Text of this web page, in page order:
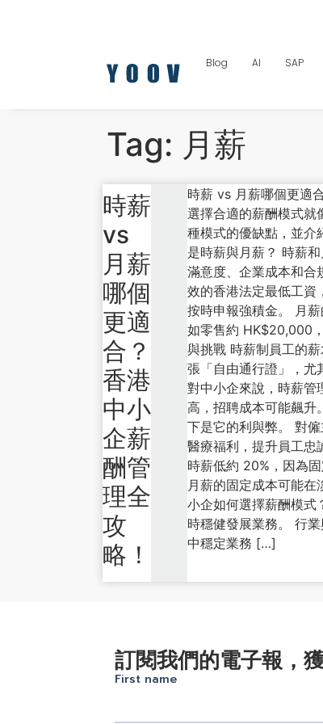
Blog AI SAP
Tag: 月薪
時薪
vs
月薪
哪個
更適
合？
香港
中小
企薪
酬管
理全
攻
略！
時薪 vs 月薪哪個更適
選擇合適的薪酬模式就
種模式的優缺點，並介
是時薪與月薪？ 時薪
滿意度、企業成本和
效的香港法定最低工資
按時申報強積金。 月
如零售約 HK$20,000
與挑戰 時薪制員工的
張「自由通行證」，尤
對中小企來說，時薪管
高，招聘成本可能飆升
下是它的利與弊。 對
醫療福利，提升員工忠
時薪低約 20%，因為
月薪的固定成本可能
小企如何選擇薪酬模式
時穩健發展業務。 行
中穩定業務 […]
訂閱我們的電子報，